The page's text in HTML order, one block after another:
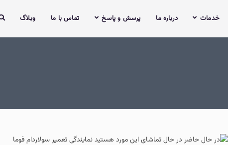
خدمات درباره ما پرسش و پاسخ تماس با ما وبلاگ